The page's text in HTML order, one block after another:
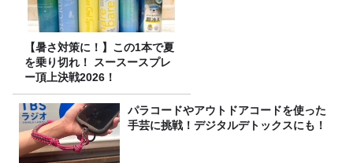
【暑さ対策に！】この1本で夏
を乗り切れ！ スースースプレ
ー頂上決戦2026！
パラコードやアウトドアコードを使った
手芸に挑戦！デジタルデトックスにも！